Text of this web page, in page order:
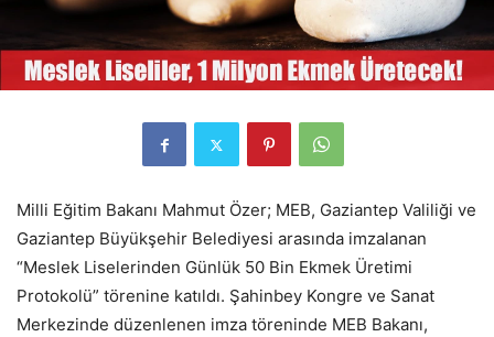
Milli Eğitim Bakanı Mahmut Özer; MEB, Gaziantep Valiliği ve
Gaziantep Büyükşehir Belediyesi arasında imzalanan
“Meslek Liselerinden Günlük 50 Bin Ekmek Üretimi
Protokolü” törenine katıldı. Şahinbey Kongre ve Sanat
Merkezinde düzenlenen imza töreninde MEB Bakanı,